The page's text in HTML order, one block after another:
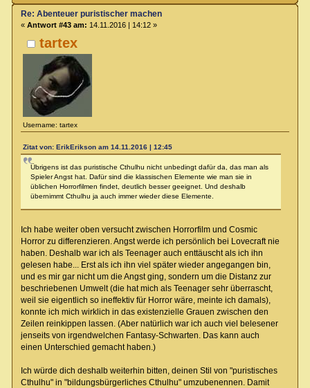
tartex
Username: tartex
Re: Abenteuer puristischer machen
« Antwort #43 am: 14.11.2016 | 14:12 »
Zitat von: ErikErikson am 14.11.2016 | 12:45
Übrigens ist das puristische Cthulhu nicht unbedingt dafür da, das man als
Spieler Angst hat. Dafür sind die klassischen Elemente wie man sie in
üblichen Horrorfilmen findet, deutlich besser geeignet. Und deshalb
übernimmt Cthulhu ja auch immer wieder diese Elemente.
Ich habe weiter oben versucht zwischen Horrorfilm und Cosmic
Horror zu differenzieren. Angst werde ich persönlich bei Lovecraft nie
haben. Deshalb war ich als Teenager auch enttäuscht als ich ihn
gelesen habe... Erst als ich ihn viel später wieder angegangen bin,
und es mir gar nicht um die Angst ging, sondern um die Distanz zur
beschriebenen Umwelt (die hat mich als Teenager sehr überrascht,
weil sie eigentlich so ineffektiv für Horror wäre, meinte ich damals),
konnte ich mich wirklich in das existenzielle Grauen zwischen den
Zeilen reinkippen lassen. (Aber natürlich war ich auch viel belesener
jenseits von irgendwelchen Fantasy-Schwarten. Das kann auch
einen Unterschied gemacht haben.)
Ich würde dich deshalb weiterhin bitten, deinen Stil von "puristisches
Cthulhu" in "bildungsbürgerliches Cthulhu" umzubenennen. Damit